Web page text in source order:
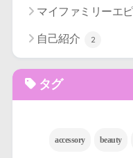
マイファミリーエ
自己紹介 2
タグ
accessory beauty